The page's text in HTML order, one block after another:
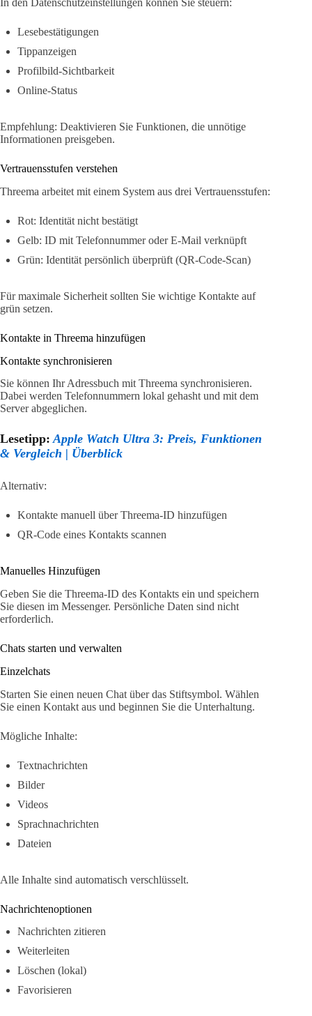
In den Datenschutzeinstellungen können Sie steuern:
Lesebestätigungen
Tippanzeigen
Profilbild-Sichtbarkeit
Online-Status
Empfehlung: Deaktivieren Sie Funktionen, die unnötige
Informationen preisgeben.
Vertrauensstufen verstehen
Threema arbeitet mit einem System aus drei Vertrauensstufen:
Rot: Identität nicht bestätigt
Gelb: ID mit Telefonnummer oder E-Mail verknüpft
Grün: Identität persönlich überprüft (QR-Code-Scan)
Für maximale Sicherheit sollten Sie wichtige Kontakte auf
grün setzen.
Kontakte in Threema hinzufügen
Kontakte synchronisieren
Sie können Ihr Adressbuch mit Threema synchronisieren.
Dabei werden Telefonnummern lokal gehasht und mit dem
Server abgeglichen.
Lesetipp: Apple Watch Ultra 3: Preis, Funktionen
& Vergleich | Überblick
Alternativ:
Kontakte manuell über Threema-ID hinzufügen
QR-Code eines Kontakts scannen
Manuelles Hinzufügen
Geben Sie die Threema-ID des Kontakts ein und speichern
Sie diesen im Messenger. Persönliche Daten sind nicht
erforderlich.
Chats starten und verwalten
Einzelchats
Starten Sie einen neuen Chat über das Stiftsymbol. Wählen
Sie einen Kontakt aus und beginnen Sie die Unterhaltung.
Mögliche Inhalte:
Textnachrichten
Bilder
Videos
Sprachnachrichten
Dateien
Alle Inhalte sind automatisch verschlüsselt.
Nachrichtenoptionen
Nachrichten zitieren
Weiterleiten
Löschen (lokal)
Favorisieren